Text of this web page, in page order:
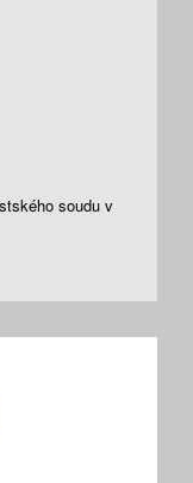
soudu v